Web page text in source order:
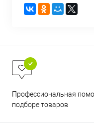
Профессиональная
подборе товаров